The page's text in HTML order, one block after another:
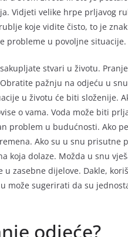
Vidjeti velike hrpe prljavog
koje vidite čisto, to je
probleme u povoljne situacije.
stvari u životu.
pažnju na odjeću u
u životu će biti složenije.
o vama. Voda može biti
problem u budućnosti. Ako
Ako su u snu prisutne
koja dolaze. Možda u snu
zasebne dijelove. Dakle,
može sugerirati da su
odjeće?